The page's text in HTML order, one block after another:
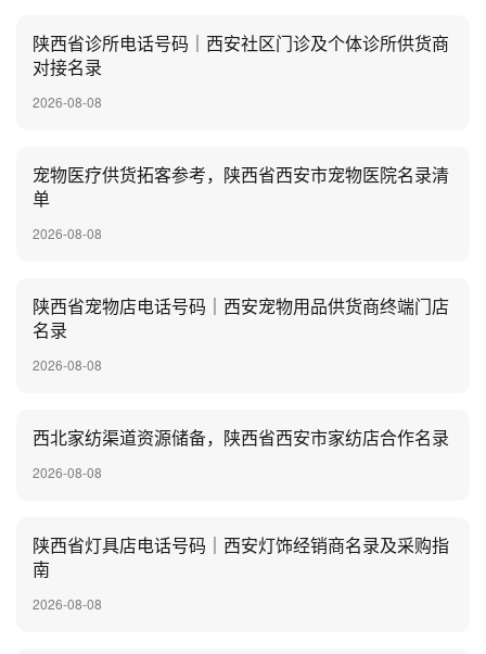
陕西省诊所电话号码｜西安社区门诊及个体诊所供货商
对接名录
2026-08-08
宠物医疗供货拓客参考，陕西省西安市宠物医院名录清
单
2026-08-08
陕西省宠物店电话号码｜西安宠物用品供货商终端门店
名录
2026-08-08
西北家纺渠道资源储备，陕西省西安市家纺店合作名录
2026-08-08
陕西省灯具店电话号码｜西安灯饰经销商名录及采购指
南
2026-08-08